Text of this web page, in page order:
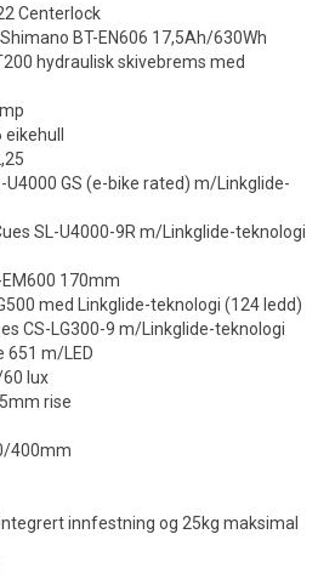
Centerlock
BT-EN606 17,5Ah/630Wh
hydraulisk skivebrems med
U4000 GS (e-bike rated) m/Linkglide-
SL-U4000-9R m/Linkglide-teknologi
170mm
med Linkglide-teknologi (124 ledd)
CS-LG300-9 m/Linkglide-teknologi
651 m/LED
lux
rise
400mm
innfestning og 25kg maksimal